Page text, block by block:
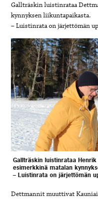
Gallträskin luistinrataa
kynnyksen liikuntapaikasta.
– Luistinrata on järjettömän
Gallträskin luistinrataa
esimerkkinä matalan
– Luistinrata on järjettömän
Dettmannit muuttivat